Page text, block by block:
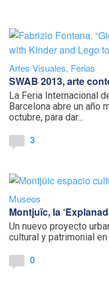
Artes Visuales, Ferias
SWAB 2013, arte
La Feria Internacional
Barcelona abre un año
octubre, para dar...
3
Museos
Montjuïc, la
Un nuevo proyecto
cultural y patrimonial
0